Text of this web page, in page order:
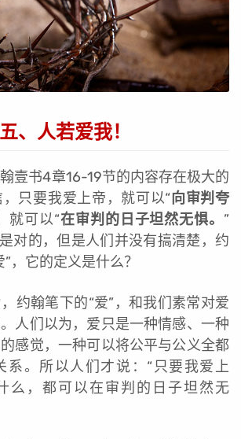
五、人若爱我！
壹书4章16-19节的内容存在极大的
只要我爱上帝，就可以“向审判夸
就可以“在审判的日子坦然无惧。 ”
是对的，但是人们并没有搞清楚，约
，它的定义是什么？
约翰笔下的“爱”，和我们素常对爱
人们以为，爱只是一种情感、一种
感觉，一种可以将公平与公义全都
系。所以人们才说：“只要我爱上
么，都可以在审判的日子坦然无